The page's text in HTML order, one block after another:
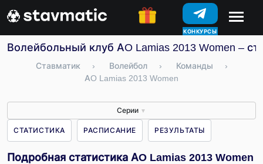
КОНКУРСЫ
Волейбольный клуб AO Lamias 2013 Women –
Ставматик › Волейбол › Команды
›
AO Lamias 2013 Women
Серии ▼
СТАТИСТИКА РАСПИСАНИЕ РЕЗУЛЬТАТЫ
Подробная статистика AO Lamias 2013 Women